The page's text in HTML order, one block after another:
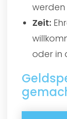
Zeit:
oder in